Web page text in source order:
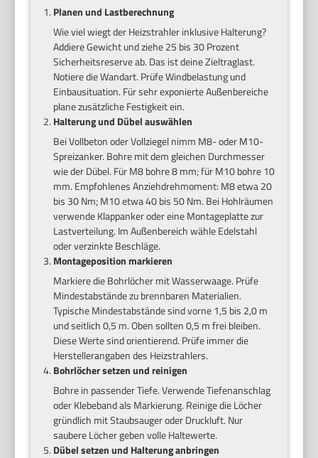
Planen und Lastberechnung
Wie viel wiegt der Heizstrahler inklusive Halterung?
Addiere Gewicht und ziehe 25 bis 30 Prozent
Sicherheitsreserve ab. Das ist deine Zieltraglast.
Notiere die Wandart. Prüfe Windbelastung und
Einbausituation. Für sehr exponierte Außenbereiche
plane zusätzliche Festigkeit ein.
Halterung und Dübel auswählen
Bei Vollbeton oder Vollziegel nimm M8- oder M10-
Spreizanker. Bohre mit dem gleichen Durchmesser
wie der Dübel. Für M8 bohre 8 mm; für M10 bohre 10
mm. Empfohlenes Anziehdrehmoment: M8 etwa 20
bis 30 Nm; M10 etwa 40 bis 50 Nm. Bei Hohlräumen
verwende Klappanker oder eine Montageplatte zur
Lastverteilung. Im Außenbereich wähle Edelstahl
oder verzinkte Beschläge.
Montageposition markieren
Markiere die Bohrlöcher mit Wasserwaage. Prüfe
Mindestabstände zu brennbaren Materialien.
Typische Mindestabstände sind vorne 1,5 bis 2,0 m
und seitlich 0,5 m. Oben sollten 0,5 m frei bleiben.
Diese Werte sind orientierend. Prüfe immer die
Herstellerangaben des Heizstrahlers.
Bohrlöcher setzen und reinigen
Bohre in passender Tiefe. Verwende Tiefenanschlag
oder Klebeband als Markierung. Reinige die Löcher
gründlich mit Staubsauger oder Druckluft. Nur
saubere Löcher geben volle Haltewerte.
Dübel setzen und Halterung anbringen